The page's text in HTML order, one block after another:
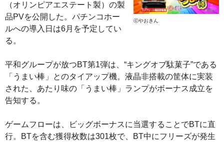
ⓒやおきん
（オリンピアエステート製）の製
品PVを公開した。パチンコホー
ルへの導入日は6月を予定してい
る。
平和グループが放つBT第1弾は、“キングオブ駄菓子”である
「うまい棒」とのタイアップ機。液晶非搭載の筐体に実装
された、あたり味の「うまい棒」ランプがボーナス成立を
告知する。
ゲームフローは、ビッグボーナスに当選することでBTに直
行。BTを含む獲得枚数は301枚で、BT中にフリーズが発生